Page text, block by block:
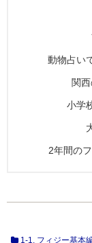
動物占い
関
小学
2年間の
1-1. フィジー基本